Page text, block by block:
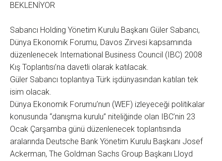
BEKLENİYOR
Sabancı Holding Yönetim Kurulu Başkanı Güler Sabancı,
Dünya Ekonomik Forumu, Davos Zirvesi kapsamında
düzenlenecek International Business Council (IBC) 2008
Kış Toplantısı’na davetli olarak katılacak.
Güler Sabancı toplantıya Türk işdünyasından katılan tek
isim olacak.
Dünya Ekonomik Forumu’nun (WEF) izleyeceği politikalar
konusunda “danışma kurulu” niteliğinde olan IBC’nin 23
Ocak Çarşamba günü düzenlenecek toplantısında
aralarında Deutsche Bank Yönetim Kurulu Başkanı Josef
Ackerman, The Goldman Sachs Group Başkanı Lloyd